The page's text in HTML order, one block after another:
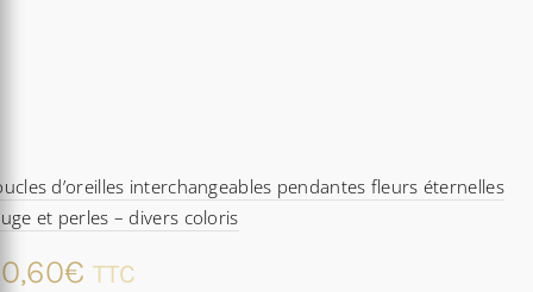
d’oreilles interchangeables pendantes fleurs éternelles
et perles – divers coloris
€ TTC